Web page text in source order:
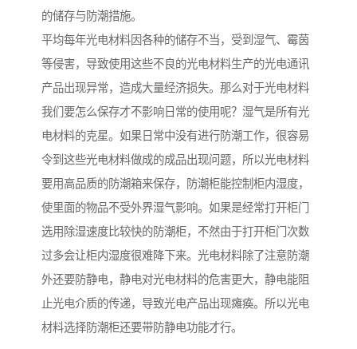
的储存与防潮措施。
平均每年光电材料因各种的储存不当，受到湿气、霉茵
等侵害，导致使用这些不良的光电材料生产的光电通讯
产品出现异常，造成大量经济损失。那么对于光电材料
我们要怎么保存才不影响日常的使用呢？湿气是所有光
电材料的克星。如果日常中没有进行防潮工作，很容易
令到这些光电材料做成的成品出现问题，所以光电材料
要用高品质的防潮箱来保存，防潮柜能控制柜内湿度，
使里面的物品不受外界湿气影响。如果是经常打开柜门
选用除湿速度比较快的防潮柜，不然由于打开柜门次数
过多会让柜内湿度很难降下来。光电材料除了注意防潮
外还要防静电，静电对光电材料的危害更大，静电能阻
止光电介质的传递，导致光电产品出现瘫痪。所以光电
材料选择防潮柜还要带防静电功能才行。